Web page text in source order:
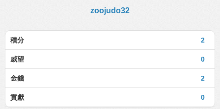
zoojudo32
2
積分
0
威望
2
金錢
0
貢獻